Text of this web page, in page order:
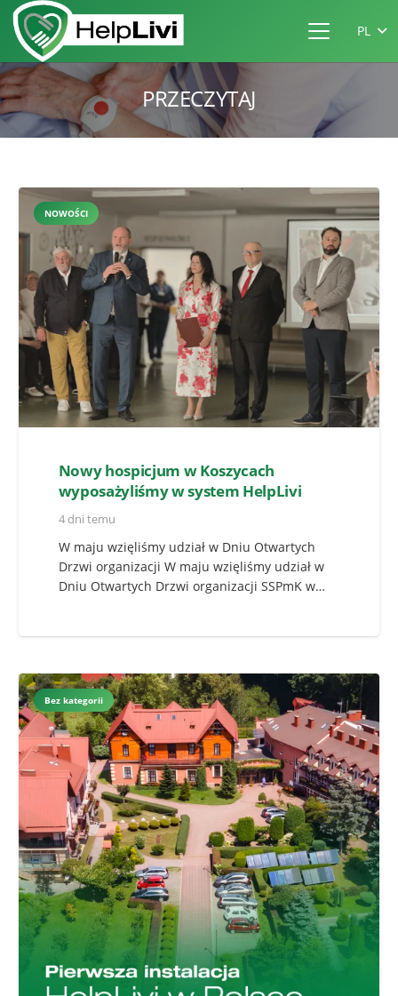
PL
PRZECZYTAJ
NOWOŚCI
Nowy hospicjum w Koszycach
wyposażyliśmy w system HelpLivi
4 dni temu
W maju wzięliśmy udział w Dniu Otwartych
Drzwi organizacji W maju wzięliśmy udział w
Dniu Otwartych Drzwi organizacji SSPmK w…
Bez kategorii